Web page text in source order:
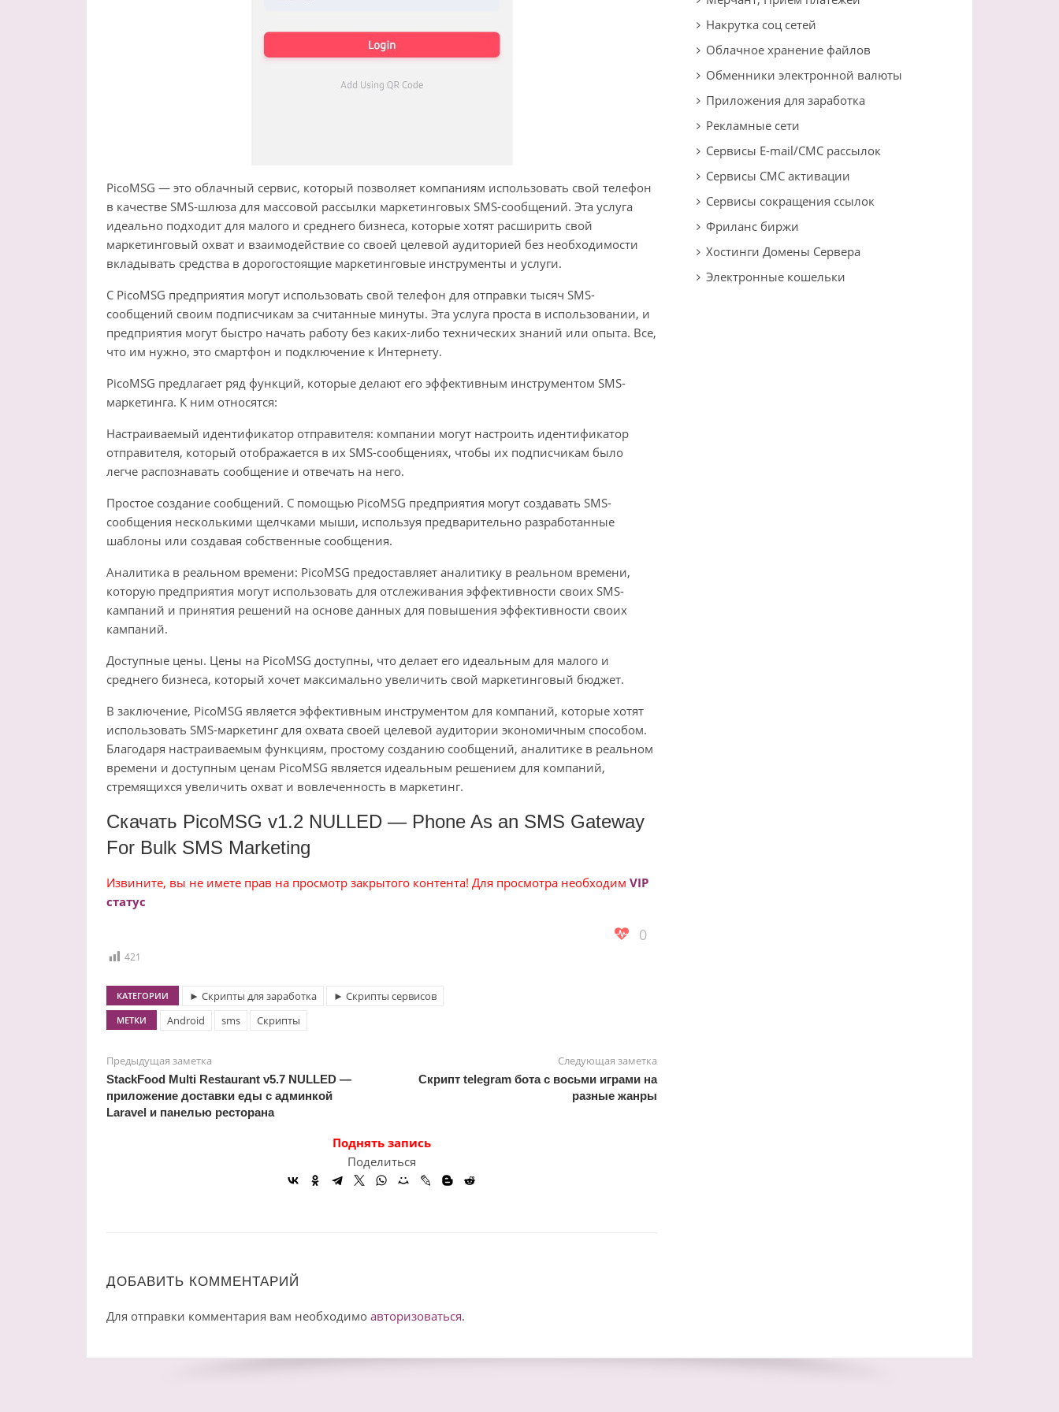
PicoMSG — это облачный сервис, который позволяет компаниям использовать свой телефон
в качестве SMS-шлюза для массовой рассылки маркетинговых SMS-сообщений. Эта услуга
идеально подходит для малого и среднего бизнеса, которые хотят расширить свой
маркетинговый охват и взаимодействие со своей целевой аудиторией без необходимости
вкладывать средства в дорогостоящие маркетинговые инструменты и услуги.
С PicoMSG предприятия могут использовать свой телефон для отправки тысяч SMS-
сообщений своим подписчикам за считанные минуты. Эта услуга проста в использовании, и
предприятия могут быстро начать работу без каких-либо технических знаний или опыта. Все,
что им нужно, это смартфон и подключение к Интернету.
PicoMSG предлагает ряд функций, которые делают его эффективным инструментом SMS-
маркетинга. К ним относятся:
Настраиваемый идентификатор отправителя: компании могут настроить идентификатор
отправителя, который отображается в их SMS-сообщениях, чтобы их подписчикам было
легче распознавать сообщение и отвечать на него.
Простое создание сообщений. С помощью PicoMSG предприятия могут создавать SMS-
сообщения несколькими щелчками мыши, используя предварительно разработанные
шаблоны или создавая собственные сообщения.
Аналитика в реальном времени: PicoMSG предоставляет аналитику в реальном времени,
которую предприятия могут использовать для отслеживания эффективности своих SMS-
кампаний и принятия решений на основе данных для повышения эффективности своих
кампаний.
Доступные цены. Цены на PicoMSG доступны, что делает его идеальным для малого и
среднего бизнеса, который хочет максимально увеличить свой маркетинговый бюджет.
В заключение, PicoMSG является эффективным инструментом для компаний, которые хотят
использовать SMS-маркетинг для охвата своей целевой аудитории экономичным способом.
Благодаря настраиваемым функциям, простому созданию сообщений, аналитике в реальном
времени и доступным ценам PicoMSG является идеальным решением для компаний,
стремящихся увеличить охват и вовлеченность в маркетинг.
Скачать PicoMSG v1.2 NULLED — Phone As an SMS Gateway
For Bulk SMS Marketing
Извините, вы не имете прав на просмотр закрытого контента! Для просмотра необходим VIP
статус
0
421
КАТЕГОРИИ ► Скрипты для заработка ► Скрипты сервисов
МЕТКИ Android sms Скрипты
Предыдущая заметка
StackFood Multi Restaurant v5.7 NULLED —
приложение доставки еды с админкой
Laravel и панелью ресторана
Следующая заметка
Скрипт telegram бота с восьми играми на
разные жанры
Поднять запись
Поделиться
ДОБАВИТЬ КОММЕНТАРИЙ
Для отправки комментария вам необходимо авторизоваться.
Накрутка соц сетей
Облачное хранение файлов
Обменники электронной валюты
Приложения для заработка
Рекламные сети
Сервисы E-mail/СМС рассылок
Сервисы СМС активации
Сервисы сокращения ссылок
Фриланс биржи
Хостинги Домены Сервера
Электронные кошельки